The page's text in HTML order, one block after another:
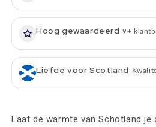
Scotland
Scotland
Hoog gewaardeerd 9+
Liefde voor Scotland
Laat de warmte van Schotland je